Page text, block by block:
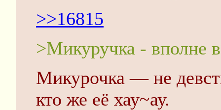
>>16815
>Микуручка - вполне
Микурочка — не
кто же её хау~ау.